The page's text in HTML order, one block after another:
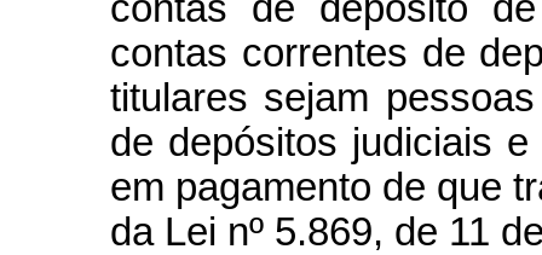
contas correntes de
titulares sejam
de depósitos judiciais
em pagamento de que
da Lei nº 5.869, de 11